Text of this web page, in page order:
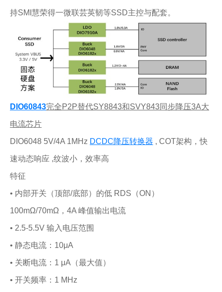
持SMI慧荣得一微联芸英韧等SSD主控与配套。
DIO60843完全P2P替代SY8843和SVY843同步降压3A大
电流芯片
DIO6048 5V/4A 1MHz DCDC降压转换器 , COT架构，快
速动态响应 ,纹波小，效率高
特征
• 内部开关（顶部/底部）的低 RDS（ON）
100mΩ/70mΩ，4A 峰值输出电流
• 2.5-5.5V 输入电压范围
• 静态电流：10μA
• 关断电流：1 μA（最大值）
• 开关频率：1 MHz